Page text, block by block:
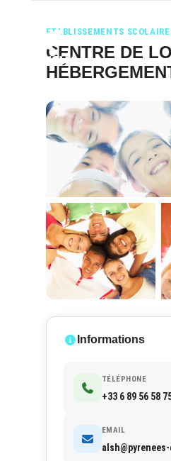
ETABLISSEMENTS
CENTRE DE
Informations
TÉLÉPHONE
+33 6 89 56 58
EMAIL